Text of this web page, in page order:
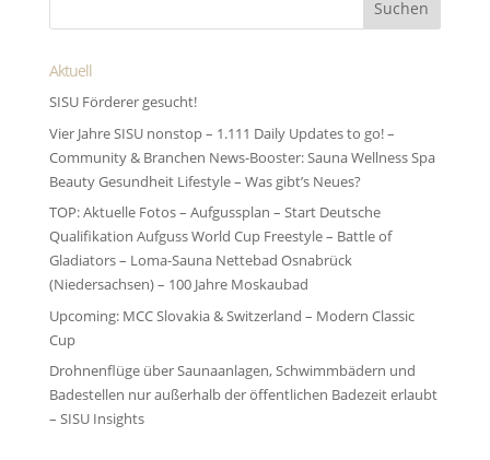
Aktuell
SISU Förderer gesucht!
Vier Jahre SISU nonstop – 1.111 Daily Updates to go! –
Community & Branchen News-Booster: Sauna Wellness Spa
Beauty Gesundheit Lifestyle – Was gibt’s Neues?
TOP: Aktuelle Fotos – Aufgussplan – Start Deutsche
Qualifikation Aufguss World Cup Freestyle – Battle of
Gladiators – Loma-Sauna Nettebad Osnabrück
(Niedersachsen) – 100 Jahre Moskaubad
Upcoming: MCC Slovakia & Switzerland – Modern Classic
Cup
Drohnenflüge über Saunaanlagen, Schwimmbädern und
Badestellen nur außerhalb der öffentlichen Badezeit erlaubt
– SISU Insights